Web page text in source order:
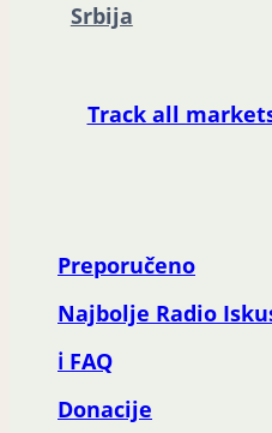
Srbija
Track all
Preporučeno
Najbolje Radio
ℹ️ FAQ
Donacije